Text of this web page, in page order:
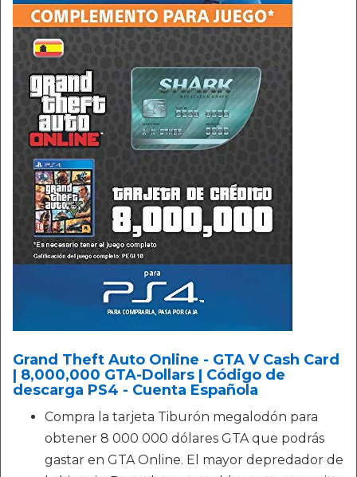
Grand Theft Auto Online - GTA V Cash Card
| 8,000,000 GTA-Dollars | Código de
descarga PS4 - Cuenta Española
Compra la tarjeta Tiburón megalodón para
obtener 8 000 000 dólares GTA que podrás
gastar en GTA Online. El mayor depredador de